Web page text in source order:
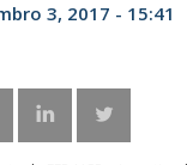
3, 2017 - 15:41